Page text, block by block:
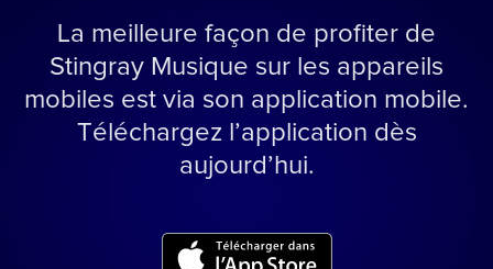
La meilleure façon de profiter de
Stingray Musique sur les appareils
mobiles est via son application mobile.
Téléchargez l’application dès
aujourd’hui.